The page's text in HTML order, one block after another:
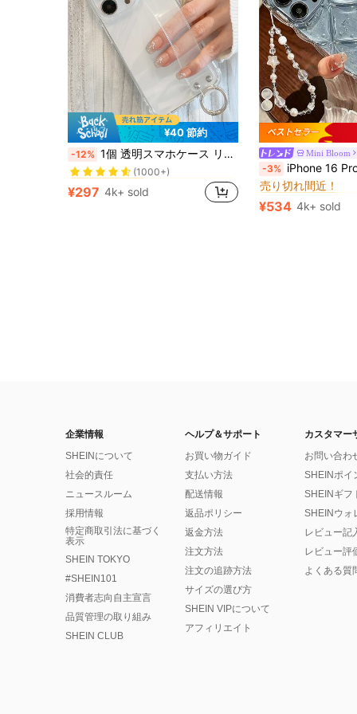
¥40 節約
-12% 1個 透明スマホケース リストストラップスタンド付き、Galaxy//対応、17 Pro Max スマホケース スタンド付き、Galaxy S25 Ultra/S26 Ultra/Galaxy A57/Galaxy A56 スタンド付きスマホケース
#1 ベストセラー
に オナー400プロ 携帯電話ケース
(1000+)
#1 ベストセラー
(1000+)
#1 ベストセラー
(1000+)
#1 ベストセラー
に オナー400プロ 携帯電話ケース
¥297 4k+ sold
Mini Bloom
-3% iPhone 16 Pro Max フォンケース、新しいラインストーン入り透明シルバーフォイル耐衝
#4 ベストセラー
売り切れ間近！
#4 ベストセラー
売り切れ間近！
#4 ベストセラー
売り切れ間近！
#4 ベストセラー
¥534 4k+ sold
企業情報
SHEINについて
社会的責任
ニュースルーム
採用情報
特定商取引法に基づく
表示
SHEIN TOKYO
#SHEIN101
消費者志向自主宣言
品質管理の取り組み
SHEIN CLUB
ヘルプ＆サポート
お買い物ガイド
支払い方法
配送情報
返品ポリシー
返金方法
注文方法
注文の追跡方法
サイズの選び方
SHEIN VIPについて
アフィリエイト
カスタマー
お問い合わ
SHEINポイ
SHEINギフ
SHEINウォ
レビュー記
レビュー評
よくある質